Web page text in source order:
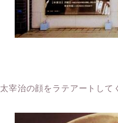
太宰治の顔をラテアートして